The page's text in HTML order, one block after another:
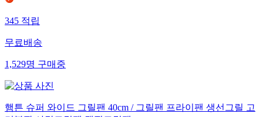
345적립
무료배송
1,529명구매중
햄튼 슈퍼 와이드 그릴팬 40cm / 그릴팬 프라이팬 생선그릴 고